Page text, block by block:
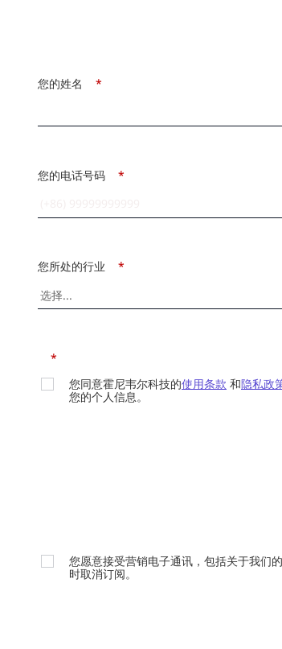
*
您的姓名
*
您的电话号码
*
您所处的行业
*
您同意霍尼韦尔科技的使用条款 和隐私政
您的个人信息。
您愿意接受营销电子通讯，包括关于我们
时取消订阅。